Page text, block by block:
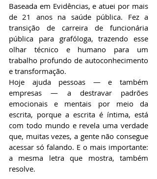
Baseada em Evidências, e atuei por mais
de 21 anos na saúde pública. Fez a
transição de carreira de funcionária
pública para grafóloga, trazendo esse
olhar técnico e humano para um
trabalho profundo de autoconhecimento
e transformação.
Hoje ajuda pessoas — e também
empresas — a destravar padrões
emocionais e mentais por meio da
escrita, porque a escrita é íntima, está
com todo mundo e revela uma verdade
que, muitas vezes, a gente não consegue
acessar só falando. E o mais importante:
a mesma letra que mostra, também
resolve.